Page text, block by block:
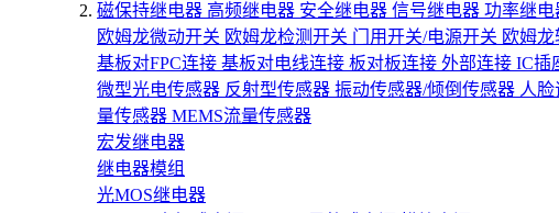
磁保持继电器 高频继电器 安全继电器 信号继电器 功率继电
欧姆龙微动开关 欧姆龙检测开关 门用开关/电源开关 欧姆
基板对FPC连接 基板对电线连接 板对板连接 外部连接 IC插
微型光电传感器 反射型传感器 振动传感器/倾倒传感器 人
量传感器 MEMS流量传感器
宏发继电器
继电器模组
光MOS继电器